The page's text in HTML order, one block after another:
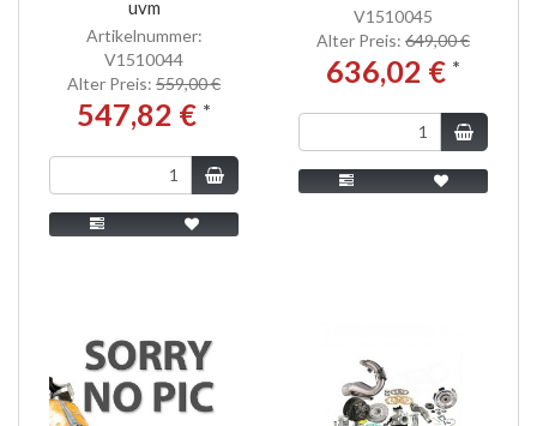
uvm
Artikelnummer:
V1510044
Alter Preis: 559,00 €
547,82 € *
V1510045
Alter Preis: 649,00 €
636,02 € *